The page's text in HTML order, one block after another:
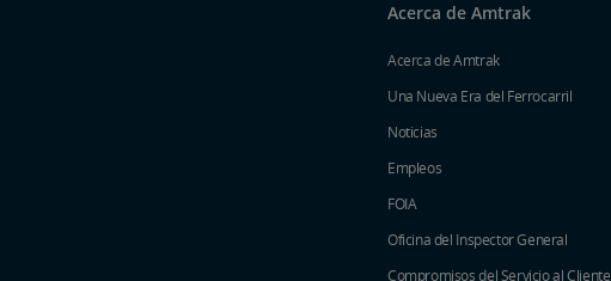
Acerca de Amtrak
Acerca de Amtrak
Una Nueva Era del Ferrocarril
Noticias
Empleos
FOIA
Oficina del Inspector General
Compromisos del Servicio al Cliente